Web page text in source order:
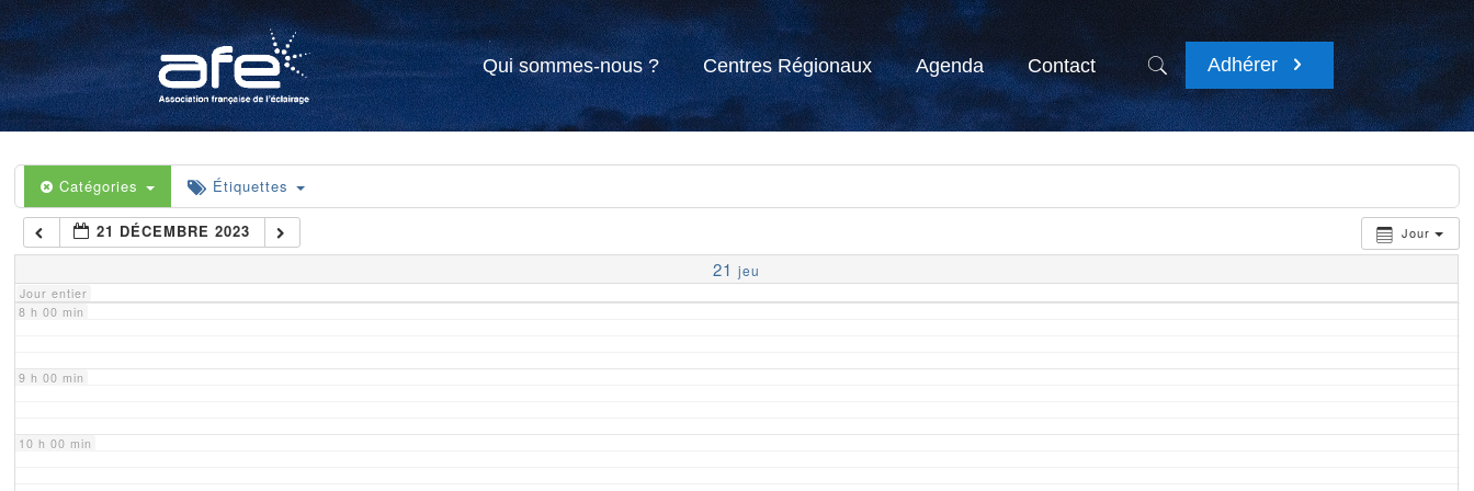
Qui sommes-nous ? Centres Régionaux Agenda Contact Adhérer
Catégories Étiquettes
Jour
21 DÉCEMBRE 2023
21 jeu
Jour entier
4 h 00 min
5 h 00 min
6 h 00 min
7 h 00 min
8 h 00 min
9 h 00 min
10 h 00 min